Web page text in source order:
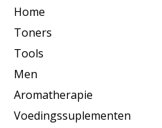
Home
Toners
Tools
Men
Aromatherapie
Voedingssuplementen